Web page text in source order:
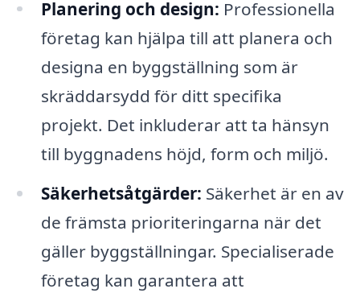
Planering och design: Professionella
företag kan hjälpa till att planera och
designa en byggställning som är
skräddarsydd för ditt specifika
projekt. Det inkluderar att ta hänsyn
till byggnadens höjd, form och miljö.
Säkerhetsåtgärder: Säkerhet är en av
de främsta prioriteringarna när det
gäller byggställningar. Specialiserade
företag kan garantera att